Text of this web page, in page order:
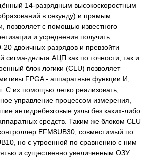
14-разрядным высокоскоростным
в секунду) и прямым
позволяет с помощью известного
и усреднения получить
двоичных разрядов и превзойти
сигма-дельта АЦП как по точности, так и
блок логики (CLU) позволяет
FPGA - аппаратные функции И,
С их помощью легко реализовать,
управление процессом измерения,
антидребезговые узлы без каких-либо
средств. Таким же блоком CLU
EFM8UB30, совместимый по
но с утроенной по сравнению с ним
и существенно увеличенным ОЗУ